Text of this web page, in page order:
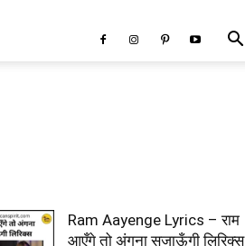
Ram Aayenge Lyrics – राम
आएँगे तो अंगना सजाऊँगी लिरिक्स